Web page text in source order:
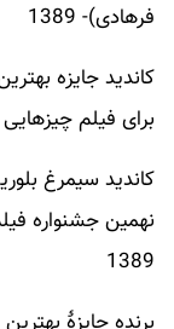
فرهادی)- 1389
کاندید جایزه
برای فیلم چیزهایی
کاندید سیمرغ
نهمین جشنواره
1389
برنده جایزهٔ